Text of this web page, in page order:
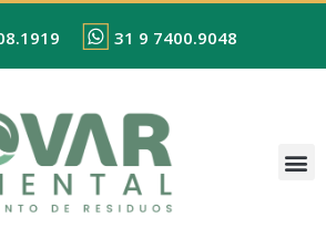
31 9 7400.9048